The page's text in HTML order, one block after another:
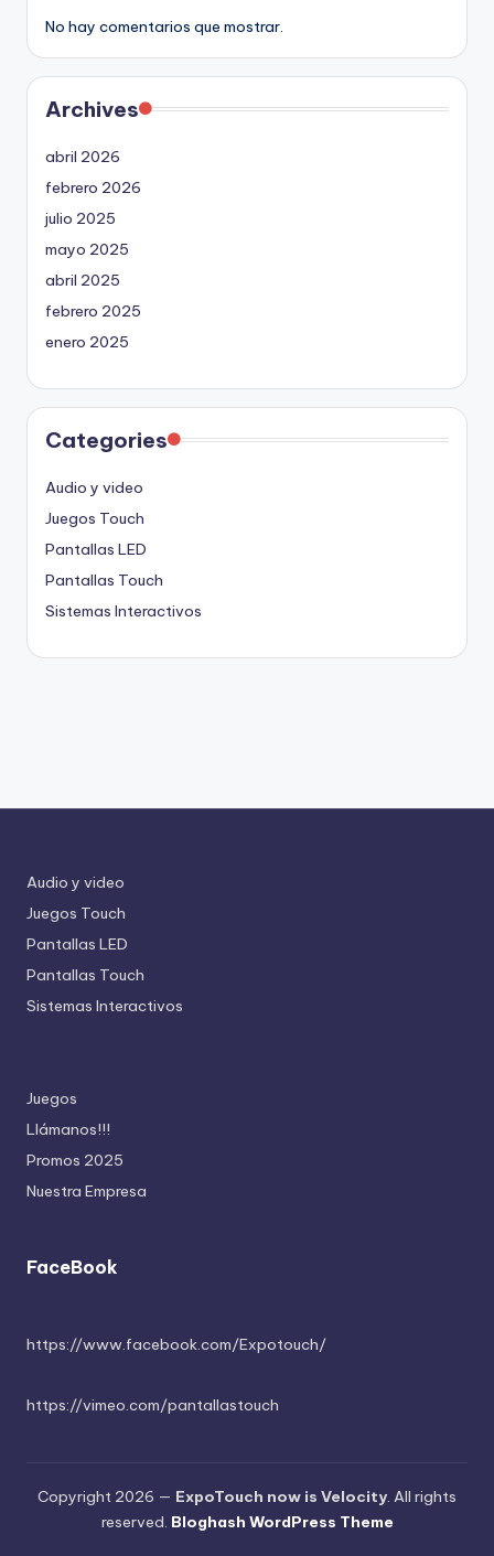
No hay comentarios que mostrar.
Archives
abril 2026
febrero 2026
julio 2025
mayo 2025
abril 2025
febrero 2025
enero 2025
Categories
Audio y video
Juegos Touch
Pantallas LED
Pantallas Touch
Sistemas Interactivos
Audio y video
Juegos Touch
Pantallas LED
Pantallas Touch
Sistemas Interactivos
Juegos
Llámanos!!!
Promos 2025
Nuestra Empresa
FaceBook
https://www.facebook.com/Expotouch/
https://vimeo.com/pantallastouch
Copyright 2026 — ExpoTouch now is Velocity. All rights
reserved. Bloghash WordPress Theme